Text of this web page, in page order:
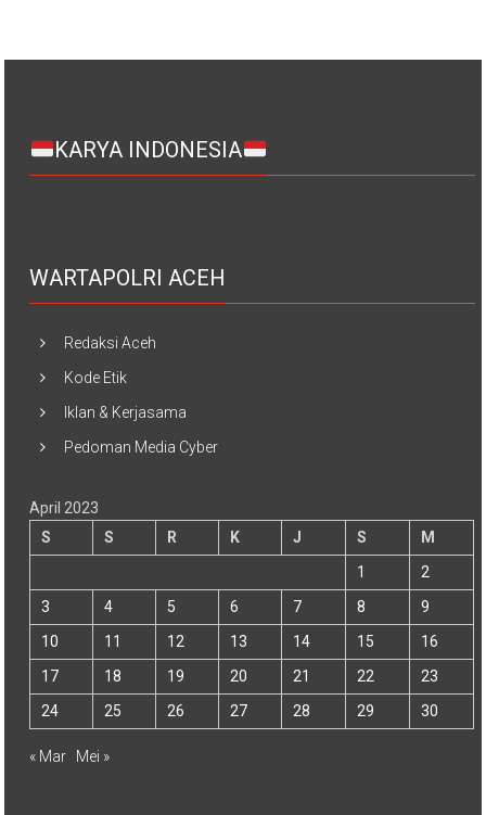
KARYA INDONESIA
WARTAPOLRI ACEH
Redaksi Aceh
Kode Etik
Iklan & Kerjasama
Pedoman Media Cyber
April 2023
S
S R K J S
M
1
2
3
4 5 6 7 8
9
10
11 12 13 14 15
16
17
18 19 20 21 22
23
24
25 26 27 28 29 30
« Mar Mei »